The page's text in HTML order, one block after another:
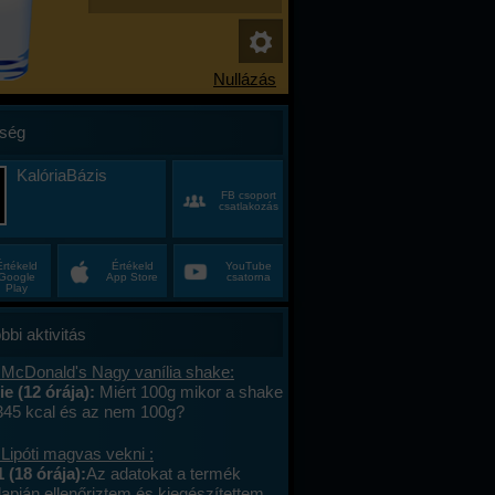
KalóriaBázis
FB csoport
csatlakozás
Play
Értékeld
App Store
YouTube
csatorna
aktivitás
Nagy vanília shake:
(12 órája): Miért 100g mikor a shake
kcal és az nem 100g?
magvas vekni :
(18 órája):Az adatokat a termék